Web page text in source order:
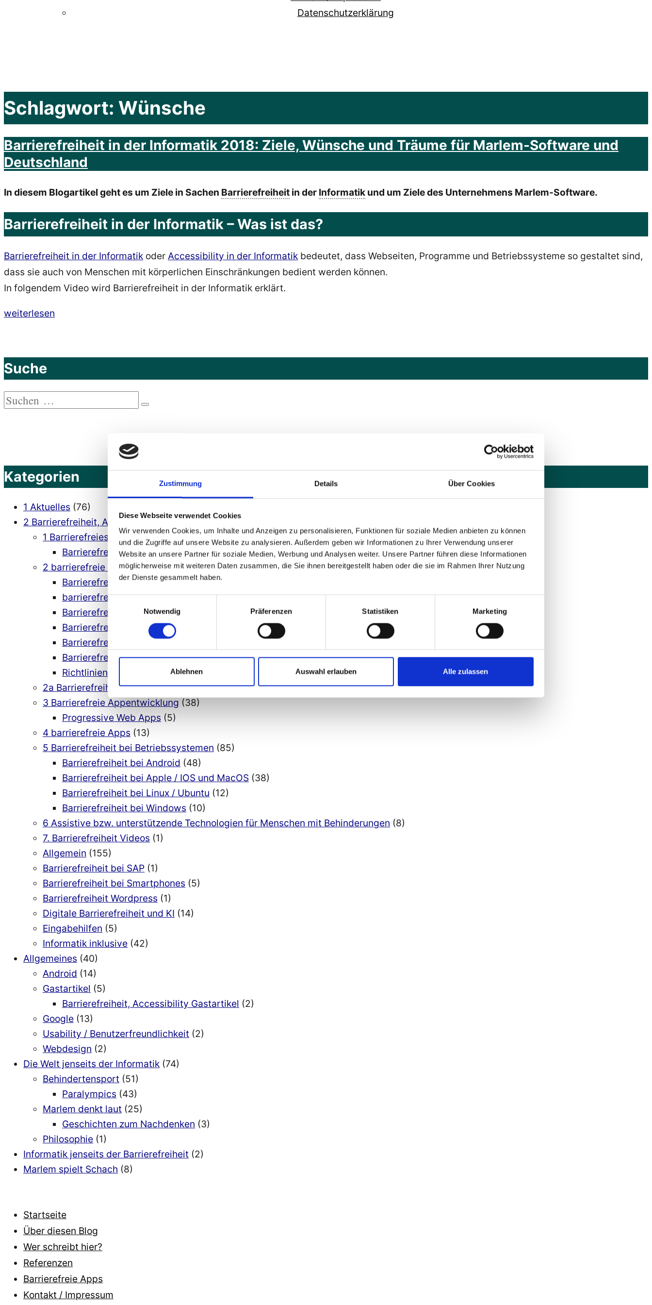
Zustimmung Details Über Cookies
Diese Webseite verwendet Cookies
Wir verwenden Cookies, um Inhalte und Anzeigen zu personalisieren, Funktionen für soziale Medien anbieten zu können
und die Zugriffe auf unsere Website zu analysieren. Außerdem geben wir Informationen zu Ihrer Verwendung unserer
Website an unsere Partner für soziale Medien, Werbung und Analysen weiter. Unsere Partner führen diese Informationen
möglicherweise mit weiteren Daten zusammen, die Sie ihnen bereitgestellt haben oder die sie im Rahmen Ihrer Nutzung
der Dienste gesammelt haben.
Einwilligungsauswahl
Notwendig
Präferenzen Statistiken Marketing
Ablehnen Auswahl erlauben Alle zulassen
Datenschutzerklärung
Schlagwort: Wünsche
Barrierefreiheit in der Informatik 2018: Ziele, Wünsche und Träume für Marlem-Software und
Deutschland
In diesem Blogartikel geht es um Ziele in Sachen Barrierefreiheit in der Informatik und um Ziele des Unternehmens Marlem-Software.
Barrierefreiheit in der Informatik – Was ist das?
Barrierefreiheit in der Informatik oder Accessibility in der Informatik bedeutet, dass Webseiten, Programme und Betriebssysteme so gestaltet sind,
dass sie auch von Menschen mit körperlichen Einschränkungen bedient werden können.
In folgendem Video wird Barrierefreiheit in der Informatik erklärt.
„Barrierefreiheit
Informatik
2018:
Ziele,
Wünsche
Marlem-
Software
und
Deutschland“
weiterlesen
Suche
Suchen
Kategorien
1 Aktuelles (76)
2 Barrierefreiheit, Accessibility(564)
1 Barrierefreies Webdesign(77)
Barrierefreies Webdesign – Richtlinien(12)
2 barrierefreie Softwareentwicklung(95)
Barrierefreie Software (10)
barrierefreie Softwareentwicklung für die Cloud(1)
Barrierefreiheit bei Computerspielen
Barrierefreiheit mit Java(23)
Barrierefreiheit mit Microsoft .net / C#
Barrierefreiheit mit Python(8)
Richtlinien barrierefreie Software-Entwicklung
2a Barrierefreiheit bei Entwicklungsumgebungen (9)
3 Barrierefreie Appentwicklung (38)
Progressive Web Apps (5)
4 barrierefreie Apps (13)
5 Barrierefreiheit bei Betriebssystemen (85)
Barrierefreiheit bei Android (48)
Barrierefreiheit bei Apple / IOS und MacOS (38)
Barrierefreiheit bei Linux / Ubuntu (12)
Barrierefreiheit bei Windows (10)
6 Assistive bzw. unterstützende Technologien für Menschen mit Behinderungen (8)
7. Barrierefreiheit Videos (1)
Allgemein (155)
Barrierefreiheit bei SAP (1)
Barrierefreiheit bei Smartphones (5)
Barrierefreiheit Wordpress (1)
Digitale Barrierefreiheit und KI (14)
Eingabehilfen (5)
Informatik inklusive (42)
Allgemeines (40)
Android (14)
Gastartikel (5)
Barrierefreiheit, Accessibility Gastartikel (2)
Google (13)
Usability / Benutzerfreundlichkeit (2)
Webdesign (2)
Die Welt jenseits der Informatik (74)
Behindertensport (51)
Paralympics (43)
Marlem denkt laut (25)
Geschichten zum Nachdenken (3)
Philosophie (1)
Informatik jenseits der Barrierefreiheit (2)
Marlem spielt Schach (8)
Startseite
Über diesen Blog
Wer schreibt hier?
Referenzen
Barrierefreie Apps
Kontakt / Impressum